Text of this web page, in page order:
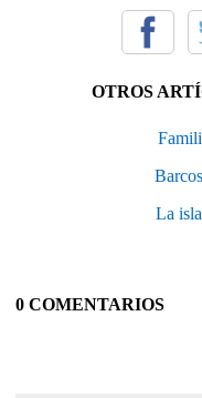
OTROS
La
0 COMENTARIOS